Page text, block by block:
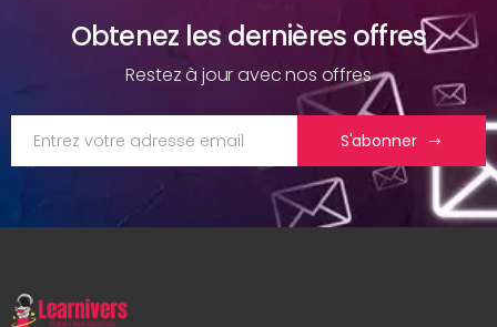
Obtenez les dernières offres
Restez à jour avec nos offres
S'abonner